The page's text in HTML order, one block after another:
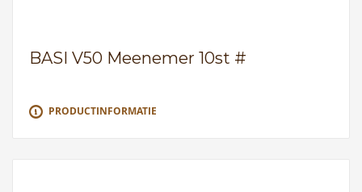
BASI V50 Meenemer 10st #
PRODUCTINFORMATIE